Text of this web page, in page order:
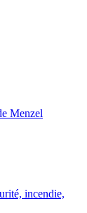
Menzel
incendie,